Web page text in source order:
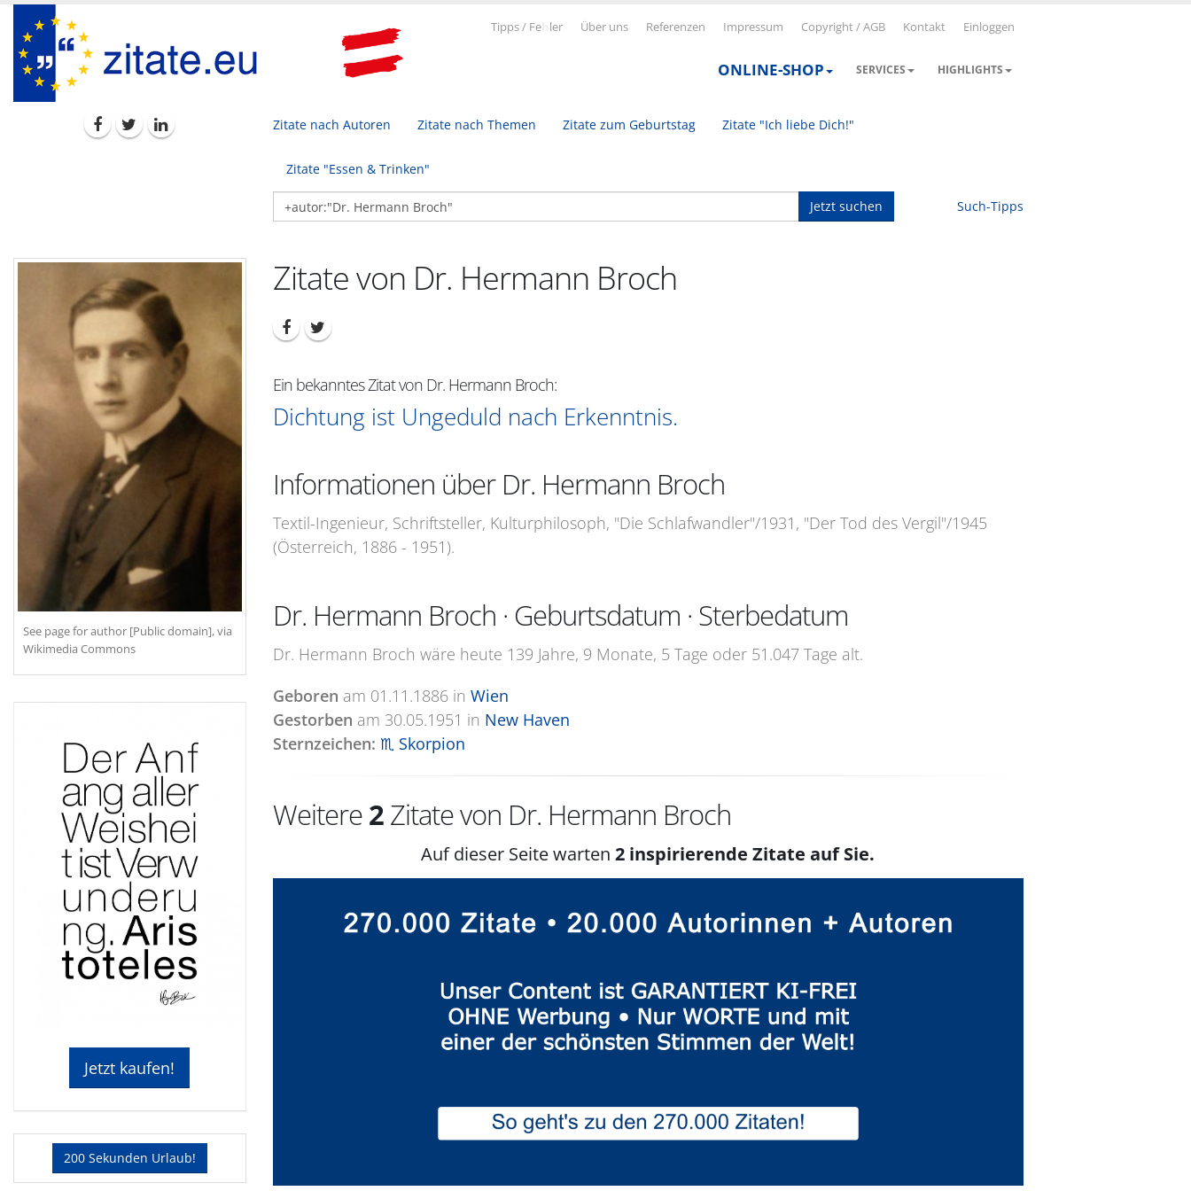
Tipps / Fe ler Über uns Referenzen Impressum Copyright / AGB Kontakt Einloggen
ONLINE-SHOP SERVICES HIGHLIGHTS
Zitate nach Autoren Zitate nach Themen Zitate zum Geburtstag Zitate "Ich liebe Dich!"
Zitate "Essen & Trinken"
Jetzt suchen Such-Tipps
See page for author [Public domain], via
Wikimedia Commons
Jetzt kaufen!
200 Sekunden Urlaub!
Zitate von Dr. Hermann Broch
Ein bekanntes Zitat von Dr. Hermann Broch:
Dichtung ist Ungeduld nach Erkenntnis.
Informationen über Dr. Hermann Broch
Textil-Ingenieur, Schriftsteller, Kulturphilosoph, "Die Schlafwandler"/1931, "Der Tod des Vergil"/1945
(Österreich, 1886 - 1951).
Dr. Hermann Broch · Geburtsdatum · Sterbedatum
Dr. Hermann Broch wäre heute 139 Jahre, 9 Monate, 5 Tage oder 51.047 Tage alt.
Geboren am 01.11.1886in Wien
Gestorben am 30.05.1951 in New Haven
Sternzeichen: ♏ Skorpion
Weitere2Zitate von Dr. Hermann Broch
Auf dieser Seite warten2 inspirierende Zitate auf Sie.